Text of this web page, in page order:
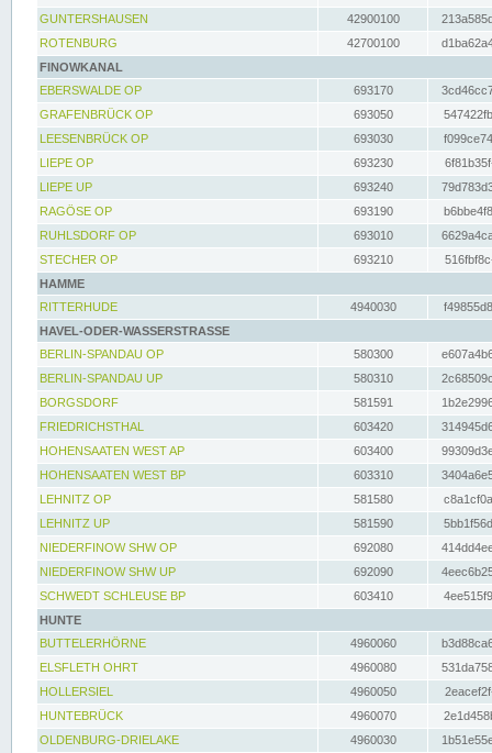
GUNTERSHAUSEN
42900100
ROTENBURG
42700100
FINOWKANAL
EBERSWALDE OP
693170
GRAFENBRÜCK OP
693050
LEESENBRÜCK OP
693030
LIEPE OP
693230
LIEPE UP
693240
RAGÖSE OP
693190
RUHLSDORF OP
693010
STECHER OP
693210
HAMME
RITTERHUDE
4940030
HAVEL-ODER-WASSERSTRASSE
BERLIN-SPANDAU OP
580300
BERLIN-SPANDAU UP
580310
BORGSDORF
581591
FRIEDRICHSTHAL
603420
HOHENSAATEN WEST AP
603400
HOHENSAATEN WEST BP
603310
LEHNITZ OP
581580
LEHNITZ UP
581590
NIEDERFINOW SHW OP
692080
NIEDERFINOW SHW UP
692090
SCHWEDT SCHLEUSE BP
603410
HUNTE
BUTTELERHÖRNE
4960060
ELSFLETH OHRT
4960080
HOLLERSIEL
4960050
HUNTEBRÜCK
4960070
OLDENBURG-DRIELAKE
4960030